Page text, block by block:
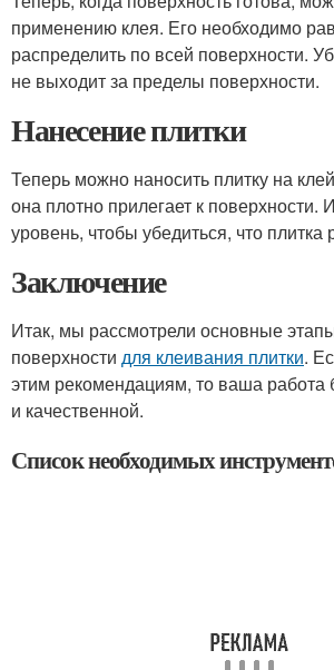
применению клея. Его необходимо
распределить по всей поверхности.
не выходит за пределы поверхности.
Нанесение плитки
Теперь можно наносить плитку на
она плотно прилегает к поверхности.
уровень, чтобы убедиться, что плитка
Заключение
Итак, мы рассмотрели основные
поверхности для клеивания плитки.
этим рекомендациям, то ваша работа
и качественной.
Список необходимых